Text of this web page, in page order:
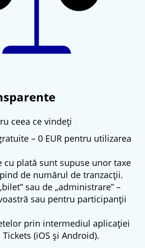
ceea ce vindeți
– 0 EUR pentru utilizarea
cu plată sunt supuse unor taxe
de numărul de tranzacții.
sau de „administrare” –
sau pentru participanții
prin intermediul aplicației
(iOS și Android).